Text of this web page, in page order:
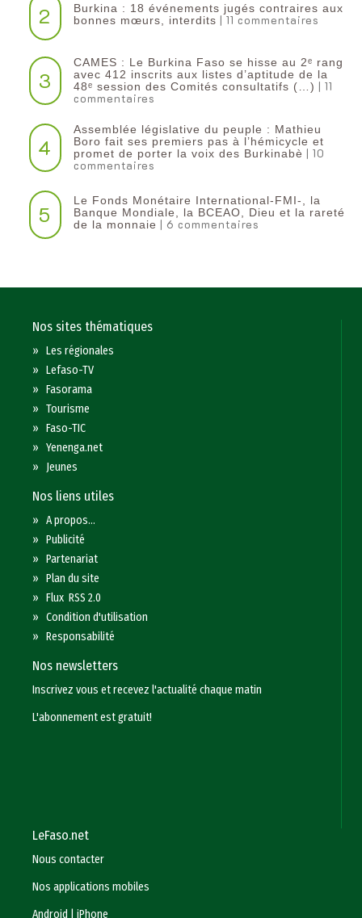
2
Burkina : 18 événements jugés contraires aux
bonnes mœurs, interdits | 11 commentaires
3
CAMES : Le Burkina Faso se hisse au 2ᵉ rang
avec 412 inscrits aux listes d’aptitude de la
48ᵉ session des Comités consultatifs (…) | 11
commentaires
4
Assemblée législative du peuple : Mathieu
Boro fait ses premiers pas à l’hémicycle et
promet de porter la voix des Burkinabè | 10
commentaires
5
Le Fonds Monétaire International-FMI-, la
Banque Mondiale, la BCEAO, Dieu et la rareté
de la monnaie | 6 commentaires
Nos sites thématiques
»Les régionales
»Lefaso-TV
»Fasorama
»Tourisme
»Faso-TIC
»Yenenga.net
» Jeunes
Nos liens utiles
»A propos...
»Publicité
»Partenariat
»Plan du site
»Flux RSS 2.0
»Condition d'utilisation
»Responsabilité
Nos newsletters
Inscrivez vous et recevez l'actualité chaque matin
L'abonnement est gratuit!
LeFaso.net
Nous contacter
Nos applications mobiles
Android
|iPhone